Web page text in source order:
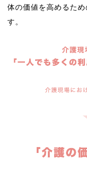
体の価値を高めるた